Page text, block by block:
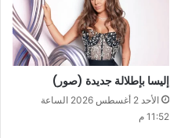
إليسا بإطلالة جديدة (صور)
الأحد 2 أغسطس 2026 الساعة
11:52 م